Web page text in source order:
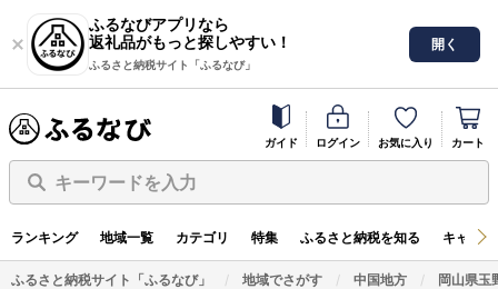
ふるなびアプリなら
返礼品がもっと探しやすい！
ふるさと納税サイト「ふるなび」
開く
ガイド ログイン お気に入り カート
キーワードを入力
ランキング 地域一覧 カテゴリ 特集 ふるさと納税を知る キャン
ふるさと納税サイト「ふるなび」 地域でさがす 中国地方 岡山県玉